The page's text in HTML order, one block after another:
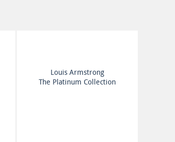
Louis Armstrong
The Platinum Collection